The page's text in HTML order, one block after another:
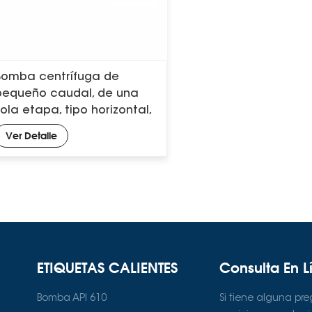
centrífuga de
caudal, de una
etapa, tipo horizontal,
610
Ver Detalle
ETIQUETAS CALIENTES
Bomba API 610
Consulta En
Si tiene alguna